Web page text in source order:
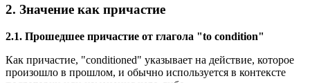
2. Значение как причастие
2.1. Прошедшее причастие от глагола "to condition"
Как причастие, "conditioned" указывает на действие, которое
произошло в прошлом, и обычно используется в контексте